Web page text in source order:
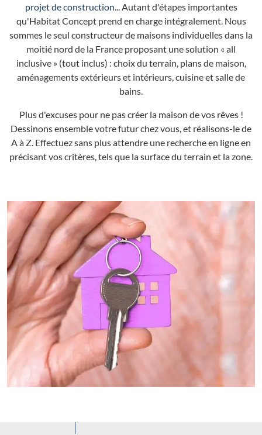
projet de construction... Autant d'étapes importantes
qu'Habitat Concept prend en charge intégralement. Nous
sommes le seul constructeur de maisons individuelles dans la
moitié nord de la France proposant une solution « all
inclusive » (tout inclus) : choix du terrain, plans de maison,
aménagements extérieurs et intérieurs, cuisine et salle de
bains.
Plus d'excuses pour ne pas créer la maison de vos rêves !
Dessinons ensemble votre futur chez vous, et réalisons-le de
A à Z. Effectuez sans plus attendre une recherche en ligne en
précisant vos critères, tels que la surface du terrain et la zone.